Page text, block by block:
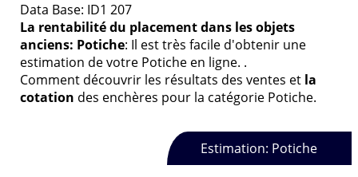
Data Base: ID1 207
La rentabilité du placement dans les objets
anciens: Potiche: Il est très facile d'obtenir une
estimation de votre Potiche en ligne. .
Comment découvrir les résultats des ventes et la
cotation des enchères pour la catégorie Potiche.
Estimation: Potiche